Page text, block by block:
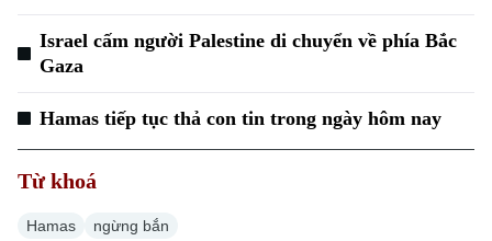
Israel cấm người Palestine di chuyển về phía Bắc
Gaza
Hamas tiếp tục thả con tin trong ngày hôm nay
Từ khoá
Hamas ngừng bắn